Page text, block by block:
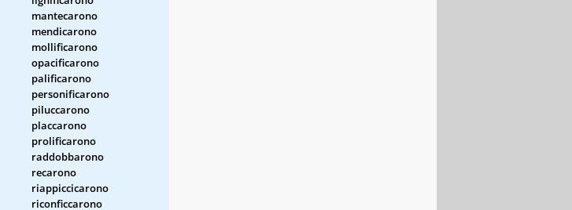
mantecarono
mendicarono
mollificarono
opacificarono
palificarono
personificarono
piluccarono
placcarono
prolificarono
raddobbarono
recarono
riappiccicarono
riconficcarono